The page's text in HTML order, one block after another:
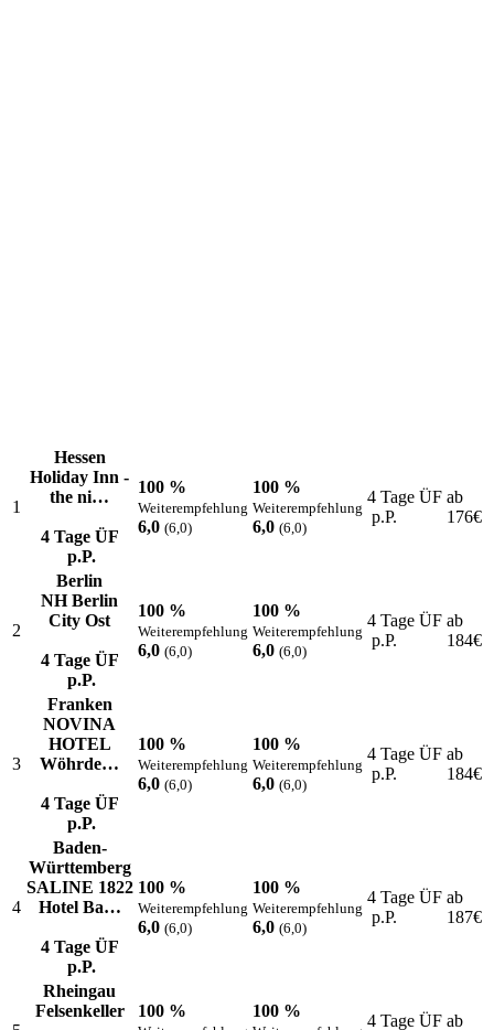
1
Hessen
Holiday Inn -
the ni…
4 Tage ÜF
p.P.
100 %
Weiterempfehlung
6,0 (6,0)
100 %
Weiterempfehlung
6,0 (6,0)
4 Tage ÜF
p.P.
ab
176€
2
Berlin
NH Berlin
City Ost
4 Tage ÜF
p.P.
100 %
Weiterempfehlung
6,0 (6,0)
100 %
Weiterempfehlung
6,0 (6,0)
4 Tage ÜF
p.P.
ab
184€
3
Franken
NOVINA
HOTEL
Wöhrde…
4 Tage ÜF
p.P.
100 %
Weiterempfehlung
6,0 (6,0)
100 %
Weiterempfehlung
6,0 (6,0)
4 Tage ÜF
p.P.
ab
184€
4
Baden-
Württemberg
SALINE 1822
Hotel Ba…
4 Tage ÜF
p.P.
100 %
Weiterempfehlung
6,0 (6,0)
100 %
Weiterempfehlung
6,0 (6,0)
4 Tage ÜF
p.P.
ab
187€
Rheingau
Felsenkeller
100 % 100 %
4 Tage ÜF ab